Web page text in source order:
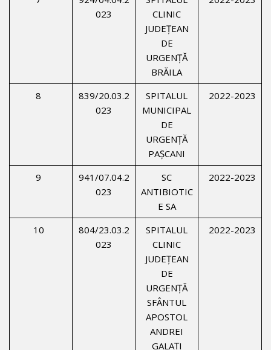
023
CLINIC
JUDEŢEAN
DE
URGENŢĂ
BRĂILA
8
839/20.03.2
023
SPITALUL
MUNICIPAL
DE
URGENŢĂ
PAŞCANI
2022-2023
9
941/07.04.2
023
SC
ANTIBIOTIC
E SA
2022-2023
10
804/23.03.2
023
SPITALUL
CLINIC
JUDEȚEAN
DE
URGENŢĂ
SFÂNTUL
APOSTOL
ANDREI
GALAŢI
2022-2023